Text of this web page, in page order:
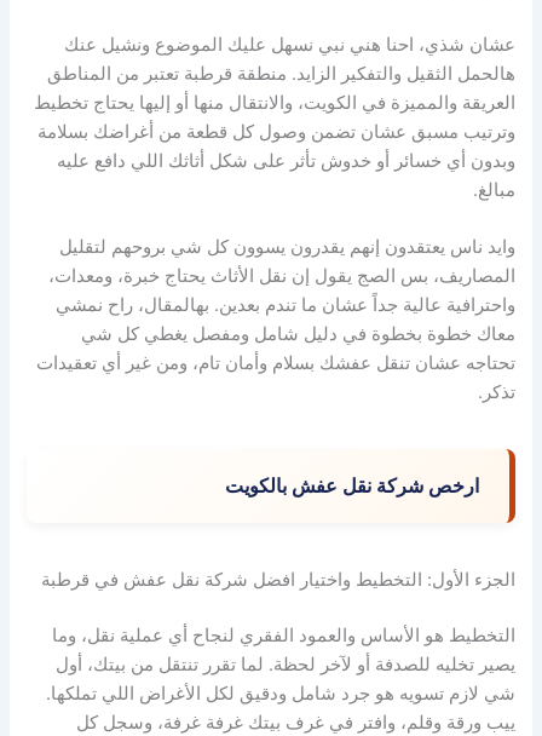
عشان شذي، احنا هني نبي نسهل عليك الموضوع ونشيل عنك
هالحمل الثقيل والتفكير الزايد. منطقة قرطبة تعتبر من المناطق
العريقة والمميزة في الكويت، والانتقال منها أو إليها يحتاج تخطيط
وترتيب مسبق عشان تضمن وصول كل قطعة من أغراضك بسلامة
وبدون أي خسائر أو خدوش تأثر على شكل أثاثك اللي دافع عليه
مبالغ.
وايد ناس يعتقدون إنهم يقدرون يسوون كل شي بروحهم لتقليل
المصاريف، بس الصج يقول إن نقل الأثاث يحتاج خبرة، ومعدات،
واحترافية عالية جداً عشان ما تندم بعدين. بهالمقال، راح نمشي
معاك خطوة بخطوة في دليل شامل ومفصل يغطي كل شي
تحتاجه عشان تنقل عفشك بسلام وأمان تام، ومن غير أي تعقيدات
تذكر.
ارخص شركة نقل عفش بالكويت
الجزء الأول: التخطيط واختيار افضل شركة نقل عفش في قرطبة
التخطيط هو الأساس والعمود الفقري لنجاح أي عملية نقل، وما
يصير تخليه للصدفة أو لآخر لحظة. لما تقرر تنتقل من بيتك، أول
شي لازم تسويه هو جرد شامل ودقيق لكل الأغراض اللي تملكها.
ييب ورقة وقلم، وافتر في غرف بيتك غرفة غرفة، وسجل كل